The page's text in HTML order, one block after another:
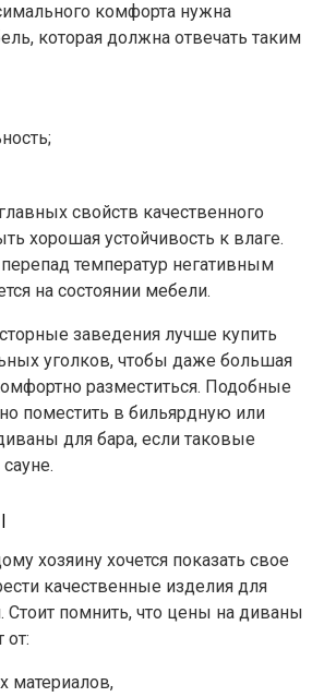
комфорта нужна
которая должна отвечать таким
свойств качественного
хорошая устойчивость к влаге.
температур негативным
на состоянии мебели.
заведения лучше купить
уголков, чтобы даже большая
разместиться. Подобные
поместить в бильярдную или
для бара, если таковые
хозяину хочется показать свое
качественные изделия для
Стоит помнить, что цены на диваны
от:
материалов,